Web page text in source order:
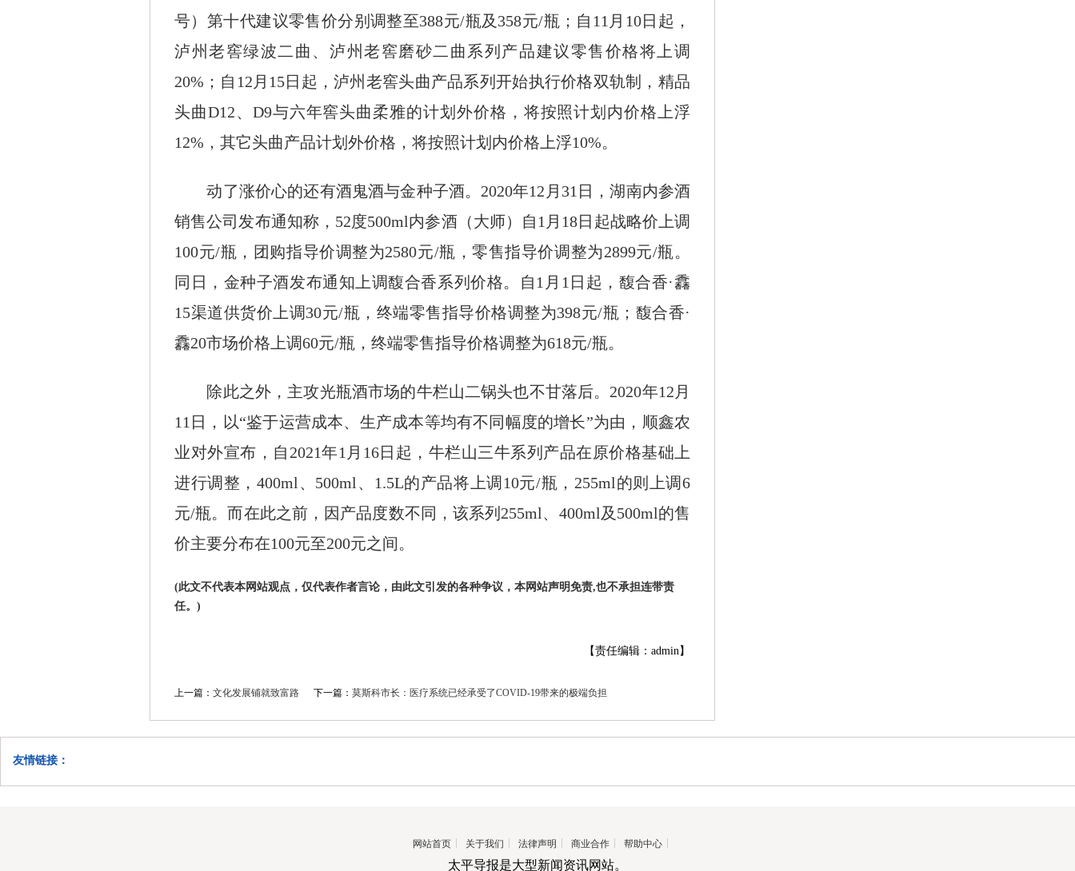
号）第十代建议零售价分别调整至388元/瓶及358元/瓶；自11月10日起，
泸州老窖绿波二曲、泸州老窖磨砂二曲系列产品建议零售价格将上调
20%；自12月15日起，泸州老窖头曲产品系列开始执行价格双轨制，精品
头曲D12、D9与六年窖头曲柔雅的计划外价格，将按照计划内价格上浮
12%，其它头曲产品计划外价格，将按照计划内价格上浮10%。
动了涨价心的还有酒鬼酒与金种子酒。2020年12月31日，湖南内参酒
销售公司发布通知称，52度500ml内参酒（大师）自1月18日起战略价上调
100元/瓶，团购指导价调整为2580元/瓶，零售指导价调整为2899元/瓶。
同日，金种子酒发布通知上调馥合香系列价格。自1月1日起，馥合香·馫
15渠道供货价上调30元/瓶，终端零售指导价格调整为398元/瓶；馥合香·
馫20市场价格上调60元/瓶，终端零售指导价格调整为618元/瓶。
除此之外，主攻光瓶酒市场的牛栏山二锅头也不甘落后。2020年12月
11日，以“鉴于运营成本、生产成本等均有不同幅度的增长”为由，顺鑫农
业对外宣布，自2021年1月16日起，牛栏山三牛系列产品在原价格基础上
进行调整，400ml、500ml、1.5L的产品将上调10元/瓶，255ml的则上调6
元/瓶。而在此之前，因产品度数不同，该系列255ml、400ml及500ml的售
价主要分布在100元至200元之间。
(此文不代表本网站观点，仅代表作者言论，由此文引发的各种争议，本网站声明免责,也不承担连带责
任。)
【责任编辑：admin】
上一篇： 文化发展铺就致富路 下一篇： 莫斯科市长：医疗系统已经承受了COVID-19带来的极端负担
友情链接：
网站首页 关于我们 法律声明 商业合作 帮助中心
太平导报是大型新闻资讯网站。